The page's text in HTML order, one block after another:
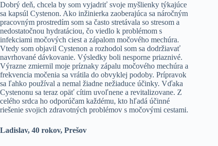
Dobrý deň, chcela by som vyjadriť svoje myšlienky týkajúce
sa kapsúl Cystenon. Ako inžinierka zaoberajúca sa náročným
pracovným prostredím som sa často stretávala so stresom a
nedostatočnou hydratáciou, čo viedlo k problémom s
infekciami močových ciest a zápalom močového mechúra.
Vtedy som objavil Cystenon a rozhodol som sa dodržiavať
navrhované dávkovanie. Výsledky boli nesporne priaznivé.
Výrazne zmiernil moje príznaky zápalu močového mechúra a
frekvencia močenia sa vrátila do obvyklej podoby. Prípravok
sa ľahko používal a nemal žiadne nežiaduce účinky. Vďaka
Cystenonu sa teraz opäť cítim uvoľnene a revitalizovane. Z
celého srdca ho odporúčam každému, kto hľadá účinné
riešenie svojich zdravotných problémov s močovými cestami.
Ladislav, 40 rokov, Prešov